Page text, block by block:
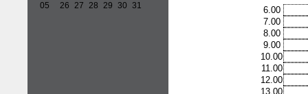
05
26 27 28 29 30 31
6.00
7.00
8.00
9.00
10.00
11.00
12.00
13.00